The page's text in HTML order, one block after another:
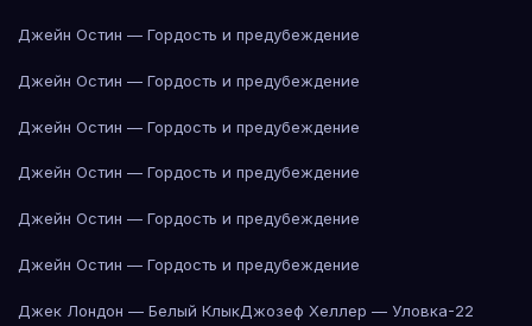
Джейн Остин — Гордость и предубеждение
Джейн Остин — Гордость и предубеждение
Джейн Остин — Гордость и предубеждение
Джейн Остин — Гордость и предубеждение
Джейн Остин — Гордость и предубеждение
Джейн Остин — Гордость и предубеждение
Джек Лондон — Белый КлыкДжозеф Хеллер — Уловка-22